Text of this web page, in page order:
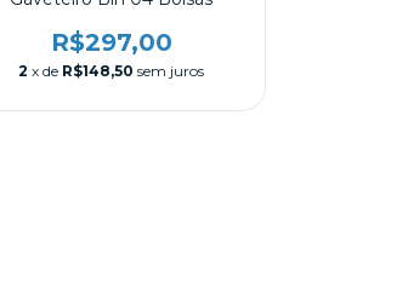
R$297,00
2 x de R$148,50 sem juros